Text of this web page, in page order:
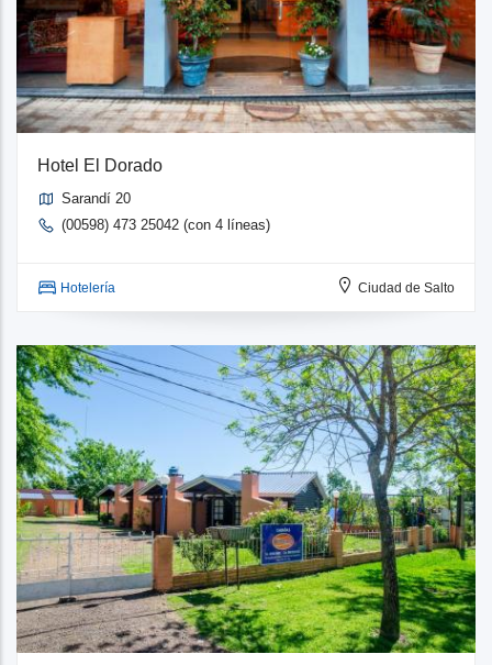
Hotel El Dorado
Sarandí 20
(00598) 473 25042 (con 4 líneas)
Hotelería Ciudad de Salto